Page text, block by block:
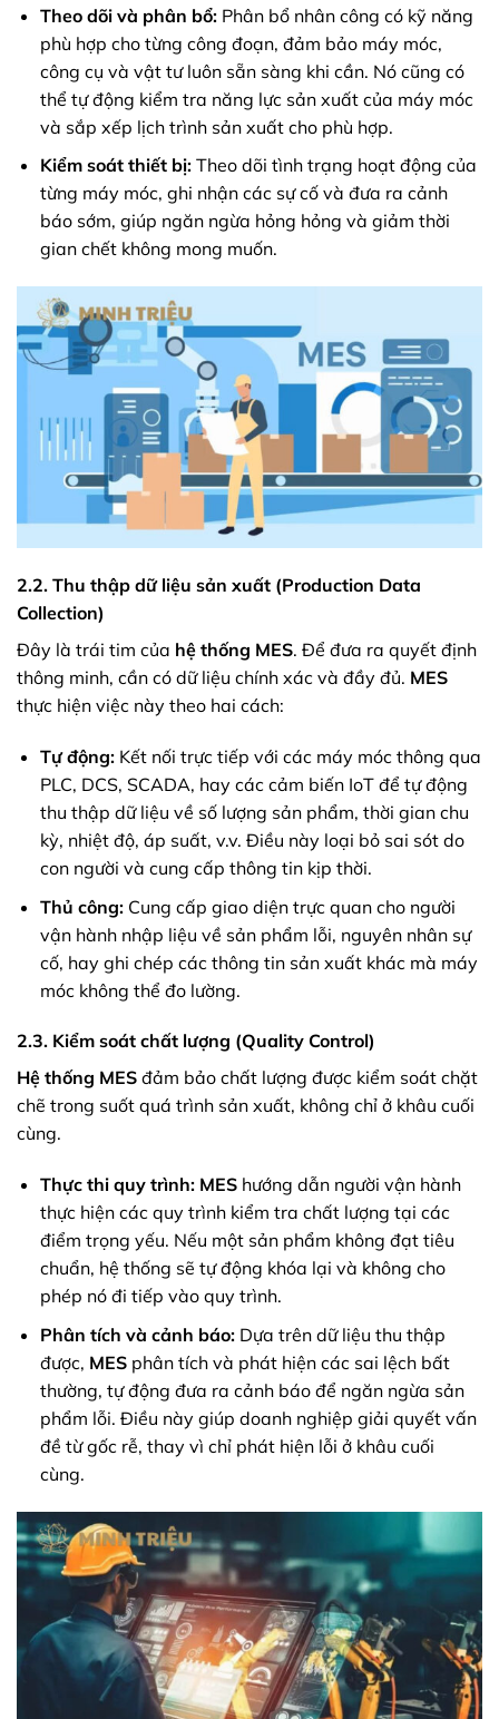
Theo dõi và phân bổ:Phân bổ nhân công có kỹ năng
phù hợp cho từng công đoạn, đảm bảo máy móc,
công cụ và vật tư luôn sẵn sàng khi cần. Nó cũng có
thể tự động kiểm tra năng lực sản xuất của máy móc
và sắp xếp lịch trình sản xuất cho phù hợp.
Kiểm soát thiết bị:Theo dõi tình trạng hoạt động của
từng máy móc, ghi nhận các sự cố và đưa ra cảnh
báo sớm, giúp ngăn ngừa hỏng hỏng và giảm thời
gian chết không mong muốn.
2.2. Thu thập dữ liệu sản xuất (Production Data
Collection)
Đây là trái tim của hệ thống MES. Để đưa ra quyết định
thông minh, cần có dữ liệu chính xác và đầy đủ. MES
thực hiện việc này theo hai cách:
Tự động:Kết nối trực tiếp với các máy móc thông qua
PLC, DCS, SCADA, hay các cảm biến IoT để tự động
thu thập dữ liệu về số lượng sản phẩm, thời gian chu
kỳ, nhiệt độ, áp suất, v.v. Điều này loại bỏ sai sót do
con người và cung cấp thông tin kịp thời.
Thủ công:Cung cấp giao diện trực quan cho người
vận hành nhập liệu về sản phẩm lỗi, nguyên nhân sự
cố, hay ghi chép các thông tin sản xuất khác mà máy
móc không thể đo lường.
2.3. Kiểm soát chất lượng (Quality Control)
Hệ thống MES đảm bảo chất lượng được kiểm soát chặt
chẽ trong suốt quá trình sản xuất, không chỉ ở khâu cuối
cùng.
Thực thi quy trình: MEShướng dẫn người vận hành
thực hiện các quy trình kiểm tra chất lượng tại các
điểm trọng yếu. Nếu một sản phẩm không đạt tiêu
chuẩn, hệ thống sẽ tự động khóa lại và không cho
phép nó đi tiếp vào quy trình.
Phân tích và cảnh báo:Dựa trên dữ liệu thu thập
được, MESphân tích và phát hiện các sai lệch bất
thường, tự động đưa ra cảnh báo để ngăn ngừa sản
phẩm lỗi. Điều này giúp doanh nghiệp giải quyết vấn
đề từ gốc rễ, thay vì chỉ phát hiện lỗi ở khâu cuối
cùng.